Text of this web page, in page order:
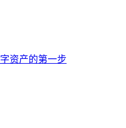
资产的第一步